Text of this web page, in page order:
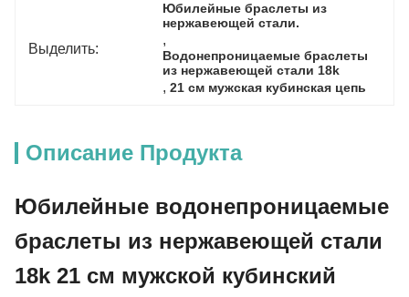
Выделить:
Юбилейные браслеты из
нержавеющей стали.
,
Водонепроницаемые браслеты
из нержавеющей стали 18k
, 21 см мужская кубинская цепь
Описание Продукта
Юбилейные водонепроницаемые
браслеты из нержавеющей стали
18k 21 см мужской кубинский